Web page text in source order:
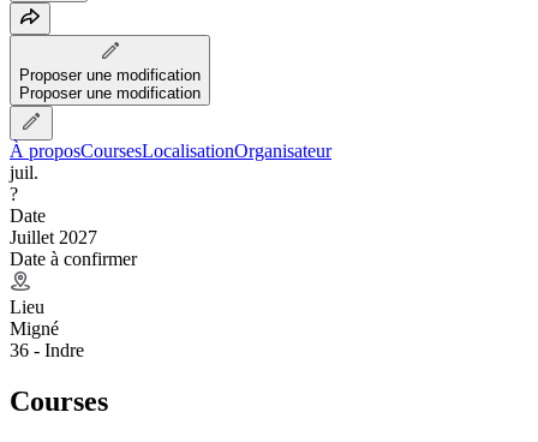
Proposer une modification
Proposer une modification
À proposCoursesLocalisationOrganisateur
juil.
?
Date
Juillet 2027
Date à confirmer
Lieu
Migné
36 - Indre
Courses